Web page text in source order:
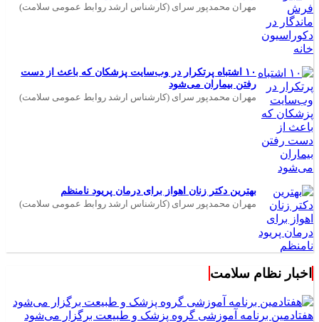
مهران محمدپور سرای (کارشناس ارشد روابط عمومی سلامت)
۱۰ اشتباه پرتکرار در وب‌سایت پزشکان که باعث از دست
رفتن بیماران می‌شود
مهران محمدپور سرای (کارشناس ارشد روابط عمومی سلامت)
بهترین دکتر زنان اهواز برای درمان پریود نامنظم
مهران محمدپور سرای (کارشناس ارشد روابط عمومی سلامت)
اخبار نظام سلامت
هفتادمین برنامه آموزشی گروه پزشک و طبیعت برگزار می‌شود